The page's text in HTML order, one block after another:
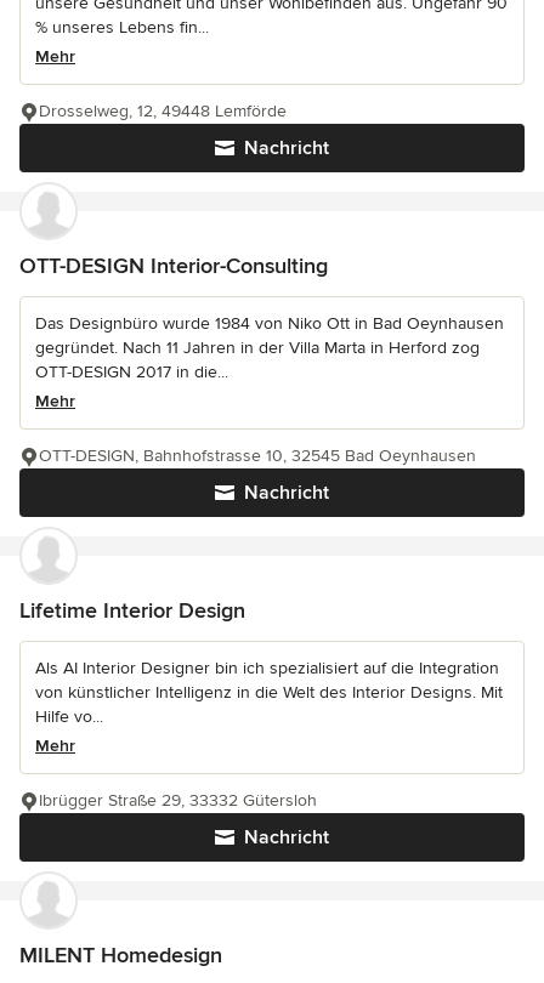
% unseres Lebens fin...
Mehr
Nachricht
Drosselweg, 12, 49448 Lemförde
OTT-DESIGN Interior-Consulting
Das Designbüro wurde 1984 von Niko Ott in Bad Oeynhausen
gegründet. Nach 11 Jahren in der Villa Marta in Herford zog
OTT-DESIGN 2017 in die...
Mehr
Nachricht
OTT-DESIGN, Bahnhofstrasse 10, 32545 Bad Oeynhausen
Lifetime Interior Design
Als AI Interior Designer bin ich spezialisiert auf die Integration
von künstlicher Intelligenz in die Welt des Interior Designs. Mit
Hilfe vo...
Mehr
Nachricht
Ibrügger Straße 29, 33332 Gütersloh
MILENT Homedesign